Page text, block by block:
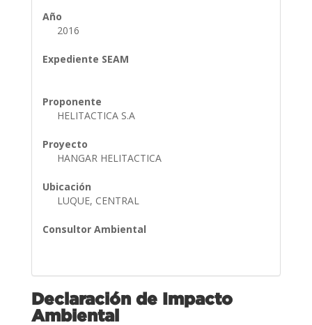
Año
2016
Expediente SEAM
Proponente
HELITACTICA S.A
Proyecto
HANGAR HELITACTICA
Ubicación
LUQUE, CENTRAL
Consultor Ambiental
Declaración de Impacto
Ambiental